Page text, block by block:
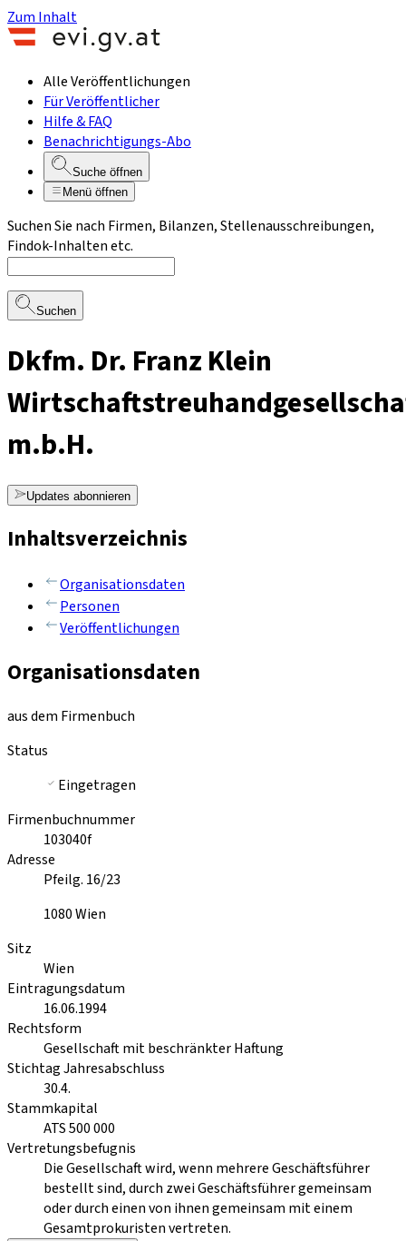
Zum Inhalt
Alle Veröffentlichungen
Für Veröffentlicher
Hilfe & FAQ
Benachrichtigungs-Abo
Suche öffnen
Menü öffnen
Suchen Sie nach Firmen, Bilanzen, Stellenausschreibungen,
Findok-Inhalten etc.
Suchen
Dkfm. Dr. Franz Klein
m.b.H.
Updates abonnieren
Inhaltsverzeichnis
Organisationsdaten
Personen
Veröffentlichungen
Organisationsdaten
aus dem Firmenbuch
Status
Eingetragen
Firmenbuchnummer
103040f
Adresse
Pfeilg. 16/23
1080Wien
Sitz
Wien
Eintragungsdatum
16.06.1994
Rechtsform
Gesellschaft mit beschränkter Haftung
Stichtag Jahresabschluss
30.4.
Stammkapital
ATS 500 000
Vertretungsbefugnis
Die Gesellschaft wird, wenn mehrere Geschäftsführer
bestellt sind, durch zwei Geschäftsführer gemeinsam
oder durch einen von ihnen gemeinsam mit einem
Gesamtprokuristen vertreten.